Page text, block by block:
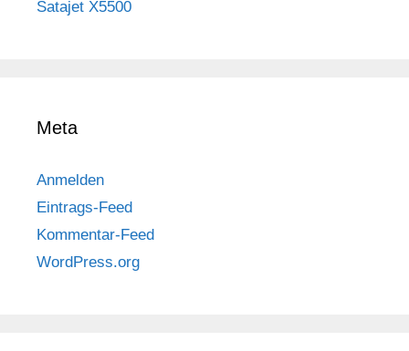
Satajet X5500
Meta
Anmelden
Eintrags-Feed
Kommentar-Feed
WordPress.org